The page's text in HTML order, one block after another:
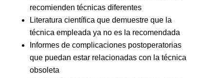
recomienden técnicas diferentes
Literatura científica que demuestre que la
técnica empleada ya no es la recomendada
Informes de complicaciones postoperatorias
que puedan estar relacionadas con la técnica
obsoleta